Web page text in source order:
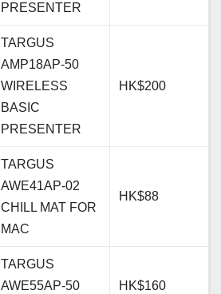
PRESENTER
TARGUS
AMP18AP-50
WIRELESS
BASIC
PRESENTER
HK$200
TARGUS
AWE41AP-02
CHILL MAT FOR
MAC
HK$88
TARGUS
AWE55AP-50
HK$160